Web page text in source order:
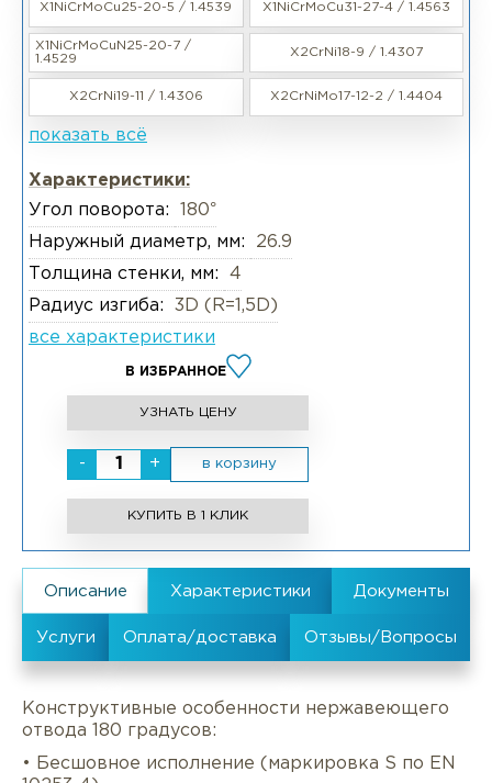
X1NiCrMoCu25-20-5 / 1.4539 X1NiCrMoCu31-27-4 / 1.4563
X1NiCrMoCuN25-20-7 /
1.4529
X2CrNi18-9 / 1.4307
X2CrNi19-11 / 1.4306 X2CrNiMo17-12-2 / 1.4404
показать всё
Характеристики:
Угол поворота:
180°
Наружный диаметр, мм:
26.9
Толщина стенки, мм:
4
Радиус изгиба:
3D (R=1,5D)
все характеристики
В ИЗБРАННОЕ
УЗНАТЬ ЦЕНУ
- + в корзину
КУПИТЬ В 1 КЛИК
Конструктивные особенности нержавеющего
отвода 180 градусов:
• Бесшовное исполнение (маркировка S по EN